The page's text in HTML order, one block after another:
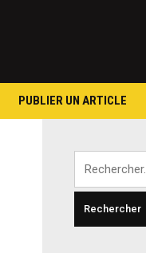
PUBLIER UN ARTICLE